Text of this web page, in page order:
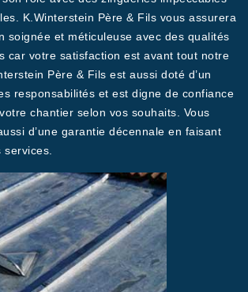
K.Winterstein Père & Fils vous assurera
soignée et méticuleuse avec des qualités
car votre satisfaction est avant tout notre
Père & Fils est aussi doté d’un
responsabilités et est digne de confiance
chantier selon vos souhaits. Vous
d’une garantie décennale en faisant